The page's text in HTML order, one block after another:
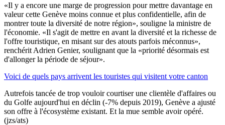
«Il y a encore une marge de progression pour mettre davantage en
valeur cette Genève moins connue et plus confidentielle, afin de
montrer toute la diversité de notre région», souligne la ministre de
l'économie. «Il s'agit de mettre en avant la diversité et la richesse de
l'offre touristique, en misant sur des atouts parfois méconnus»,
renchérit Adrien Genier, soulignant que la «priorité désormais est
d'allonger la période de séjour».
Voici de quels pays arrivent les touristes qui visitent votre canton
Autrefois tancée de trop vouloir courtiser une clientèle d'affaires ou
du Golfe aujourd'hui en déclin (-7% depuis 2019), Genève a ajusté
son offre à l'écosystème existant. Et la mue semble avoir opéré.
(jzs/ats)